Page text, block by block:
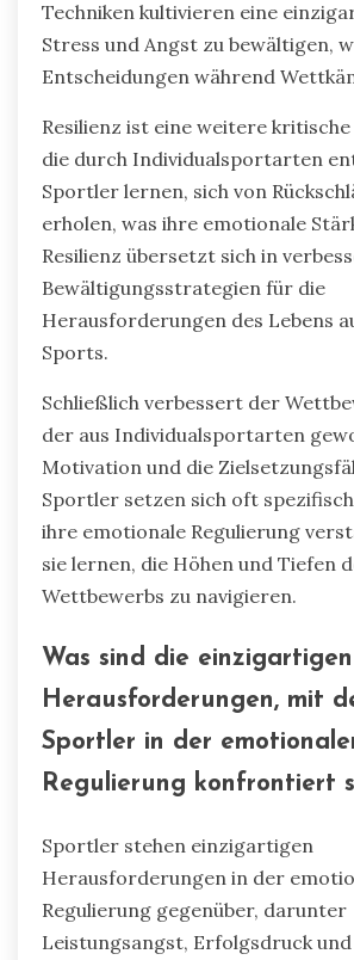
Techniken kultivieren eine
Stress und Angst zu bewältigen,
Entscheidungen während
Resilienz ist eine weitere
die durch Individualsportarten
Sportler lernen, sich von
erholen, was ihre emotionale
Resilienz übersetzt sich in
Bewältigungsstrategien für die
Herausforderungen des Lebens
Sports.
Schließlich verbessert der
der aus Individualsportarten
Motivation und die
Sportler setzen sich oft
ihre emotionale Regulierung
sie lernen, die Höhen und Tiefen
Wettbewerbs zu navigieren.
Was sind die einzigartigen
Herausforderungen, mit
Sportler in der
Regulierung konfrontiert
Sportler stehen einzigartigen
Herausforderungen in der
Regulierung gegenüber, darunter
Leistungsangst, Erfolgsdruck